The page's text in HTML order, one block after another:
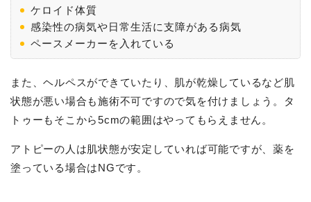
ケロイド体質
感染性の病気や日常生活に支障がある病気
ペースメーカーを入れている
また、ヘルペスができていたり、肌が乾燥しているなど肌
状態が悪い場合も施術不可ですので気を付けましょう。タ
トゥーもそこから5cmの範囲はやってもらえません。
アトピーの人は肌状態が安定していれば可能ですが、薬を
塗っている場合はNGです。